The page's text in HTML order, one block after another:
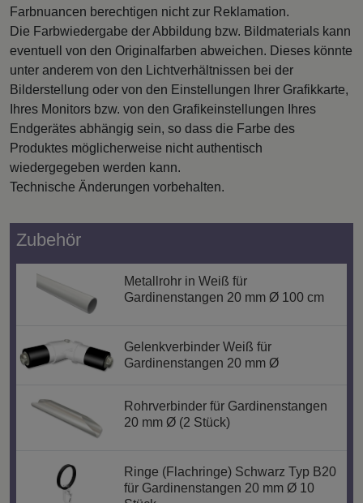
Farbnuancen berechtigen nicht zur Reklamation.
Die Farbwiedergabe der Abbildung bzw. Bildmaterials kann
eventuell von den Originalfarben abweichen. Dieses könnte
unter anderem von den Lichtverhältnissen bei der
Bilderstellung oder von den Einstellungen Ihrer Grafikkarte,
Ihres Monitors bzw. von den Grafikeinstellungen Ihres
Endgerätes abhängig sein, so dass die Farbe des
Produktes möglicherweise nicht authentisch
wiedergegeben werden kann.
Technische Änderungen vorbehalten.
Zubehör
Metallrohr in Weiß für
Gardinenstangen 20 mm Ø 100 cm
Gelenkverbinder Weiß für
Gardinenstangen 20 mm Ø
Rohrverbinder für Gardinenstangen
20 mm Ø (2 Stück)
Ringe (Flachringe) Schwarz Typ B20
für Gardinenstangen 20 mm Ø 10